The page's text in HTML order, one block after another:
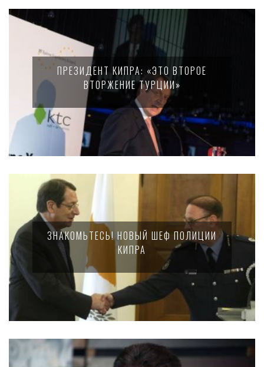
ПРЕЗИДЕНТ КИПРА: «ЭТО ВТОРОЕ
ВТОРЖЕНИЕ ТУРЦИИ»
ЗНАКОМЬТЕСЬ! НОВЫЙ ШЕФ ПОЛИЦИИ
КИПРА